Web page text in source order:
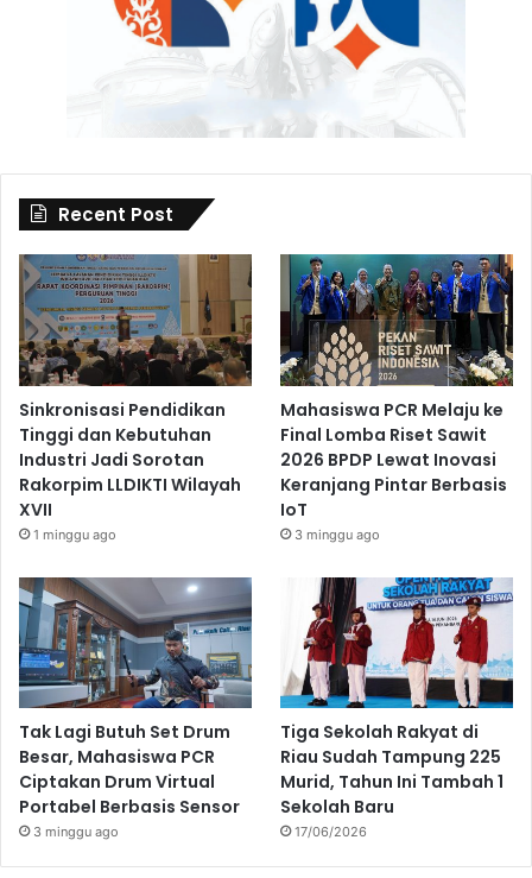
Recent Post
Sinkronisasi Pendidikan
Tinggi dan Kebutuhan
Industri Jadi Sorotan
Rakorpim LLDIKTI Wilayah
XVII
1 minggu ago
Mahasiswa PCR Melaju ke
Final Lomba Riset Sawit
2026 BPDP Lewat Inovasi
Keranjang Pintar Berbasis
IoT
3 minggu ago
Tak Lagi Butuh Set Drum
Besar, Mahasiswa PCR
Ciptakan Drum Virtual
Portabel Berbasis Sensor
3 minggu ago
Tiga Sekolah Rakyat di
Riau Sudah Tampung 225
Murid, Tahun Ini Tambah 1
Sekolah Baru
17/06/2026